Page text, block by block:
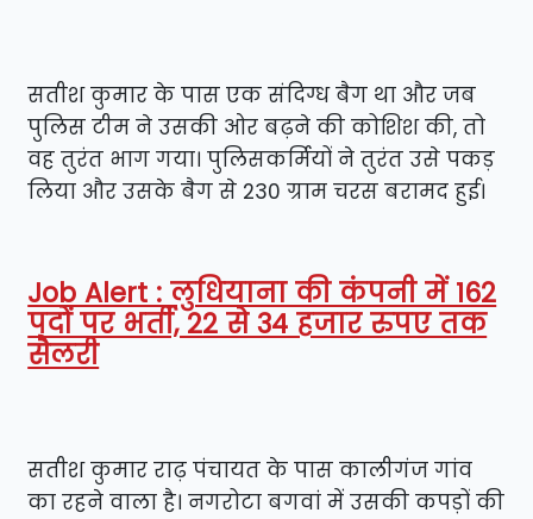
सतीश कुमार के पास एक संदिग्ध बैग था और जब
पुलिस टीम ने उसकी ओर बढ़ने की कोशिश की, तो
वह तुरंत भाग गया। पुलिसकर्मियों ने तुरंत उसे पकड़
लिया और उसके बैग से 230 ग्राम चरस बरामद हुई।
Job Alert : लुधियाना की कंपनी में 162
पदों पर भर्ती, 22 से 34 हजार रुपए तक
सैलरी
सतीश कुमार राढ़ पंचायत के पास कालीगंज गांव
का रहने वाला है। नगरोटा बगवां में उसकी कपड़ों की